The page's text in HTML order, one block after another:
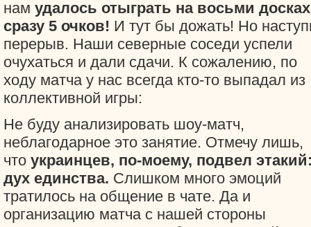
нам удалось отыграть на восьми досках
сразу 5 очков! И тут бы дожать! Но
перерыв. Наши северные соседи успели
очухаться и дали сдачи. К сожалению, по
ходу матча у нас всегда кто-то выпадал из
коллективной игры:
Не буду анализировать шоу-матч,
неблагодарное это занятие. Отмечу лишь,
что украинцев, по-моему, подвел
дух единства. Слишком много эмоций
тратилось на общение в чате. Да и
организацию матча с нашей стороны